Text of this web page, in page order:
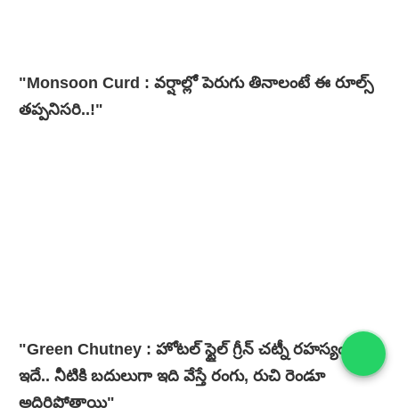
"Monsoon Curd : వర్షాల్లో పెరుగు తినాలంటే ఈ రూల్స్
తప్పనిసరి..!"
"Green Chutney : హోటల్ స్టైల్ గ్రీన్ చట్నీ రహస్యం
ఇదే.. నీటికి బదులుగా ఇది వేస్తే రంగు, రుచి రెండూ
అదిరిపోతాయి"